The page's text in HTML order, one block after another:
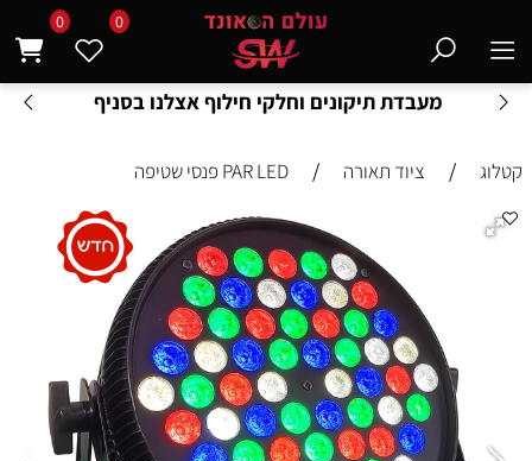
מעבדת תיקונים וחלקי חילוף אצלנו בסניף
0 0
קטלוג / ציוד תאורה / PAR LED פנסי שטיפה